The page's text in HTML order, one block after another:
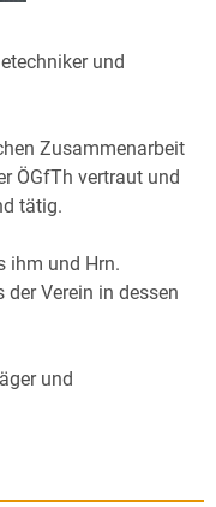
und
Zusammenarbeit
ÖGfTh vertraut und
tätig.
ihm und Hrn.
der Verein in dessen
und